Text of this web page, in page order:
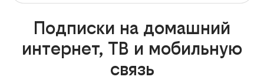
Подписки на домашний
интернет, ТВ и мобильную
связь